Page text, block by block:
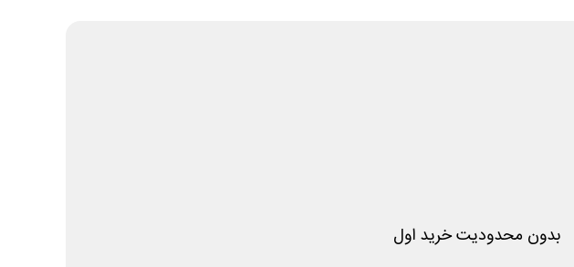
بدون محدودیت خرید اول